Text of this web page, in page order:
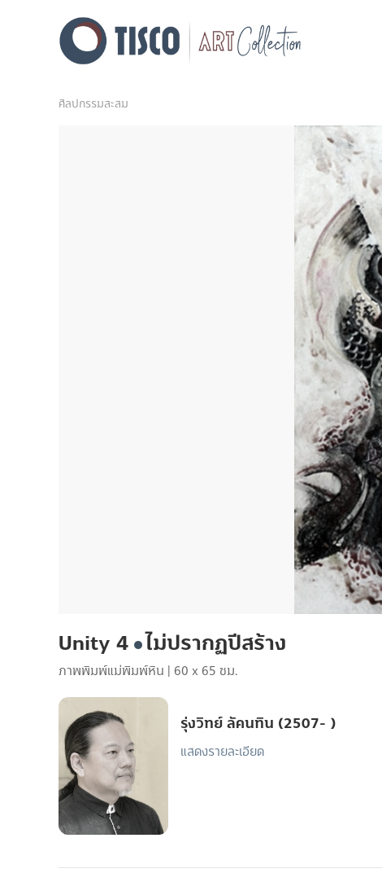
ศิลปกรรมสะสม
Unity 4 ไม่ปรากฏปีสร้าง
ภาพพิมพ์แม่พิมพ์หิน | 60 x 65 ซม.
รุ่งวิทย์ ลัคนทิน (2507- )
แสดงรายละเอียด